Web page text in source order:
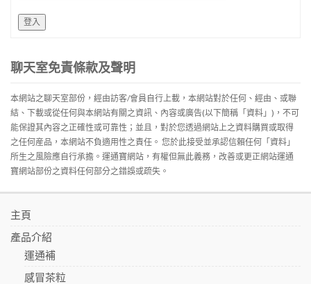
登入
聊天室免責條款及聲明
本網站之聊天室部份，經由訪客/會員自行上載，本網站對於任何、經由、或聯
結、下載或從任何與本網站有關之資訊、內容或廣告(以下簡稱「資料」)，不可
能保證其內容之正確性或可靠性；並且，對於您透過網站上之資料購買或取得
之任何産品，本網站不負適用性之責任。 您於此接受並承認信賴任何「資料」
所生之風險應自行承擔。運通寶網站，有權但無此義務，改善或更正網站運通
寶網站部份之資料任何部分之錯誤或疏失。
主頁
產品介紹
運通補
感冒茶粒